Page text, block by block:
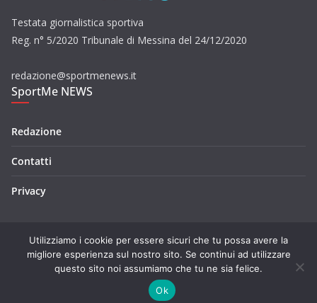
Testata giornalistica sportiva
Reg. n° 5/2020 Tribunale di Messina del 24/12/2020
redazione@sportmenews.it
SportMe NEWS
Redazione
Contatti
Privacy
Copyright © 2026SportMe NEWS. Tutti i diritti riservati.
di ThemeGrill. Powered by
Utilizziamo i cookie per essere sicuri che tu possa avere la
migliore esperienza sul nostro sito. Se continui ad utilizzare
questo sito noi assumiamo che tu ne sia felice.
Ok